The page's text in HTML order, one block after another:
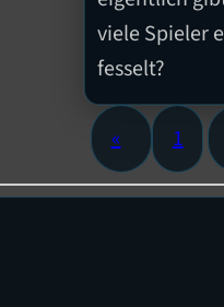
viele Spieler
fesselt?
« 1